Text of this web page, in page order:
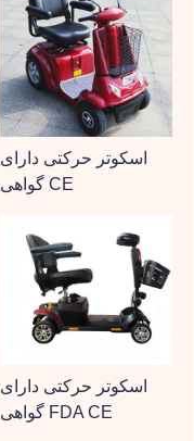
اسکوتر حرکتی دارای
گواهی CE
اسکوتر حرکتی دارای
گواهی FDA CE